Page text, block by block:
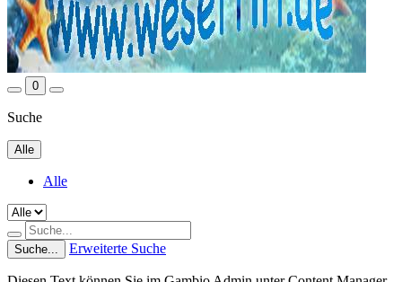
0
Suche
Alle
Alle
Suche... Erweiterte Suche